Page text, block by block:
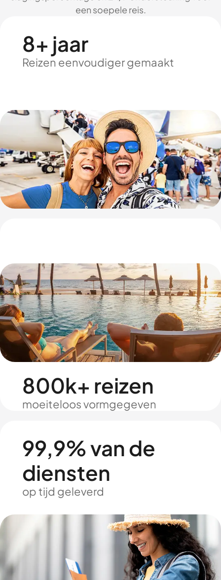
een soepele reis.
8+ jaar
Reizen eenvoudiger gemaakt
800k+ reizen
moeiteloos vormgegeven
99,9% van de
diensten
op tijd geleverd